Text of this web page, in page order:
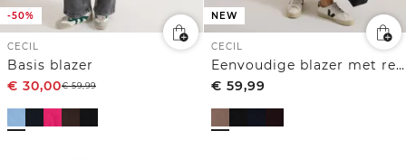
-50%
CECIL
Basis blazer
€ 30,00€59,99
NEW
CECIL
Eenvoudige blazer met reverskraag en knopen
€ 59,99